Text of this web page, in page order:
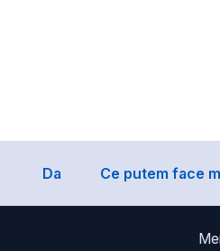
Da Ce putem face